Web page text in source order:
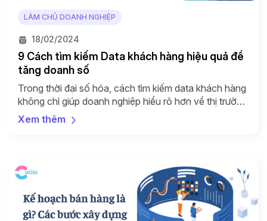
LÀM CHỦ DOANH NGHIỆP
18/02/2024
9 Cách tìm kiếm Data khách hàng hiệu quả để
tăng doanh số
Trong thời đại số hóa, cách tìm kiếm data khách hàng
không chỉ giúp doanh nghiệp hiểu rõ hơn về thị trường
mà còn tạo điều kiện thuận lợi cho các chiến dịch
marketing. Hãy cùng khám phá những cách thức và
Xem thêm